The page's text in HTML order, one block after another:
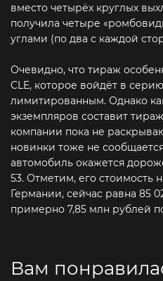
вместо четырёх круглых
получила четыре
углами (по два с каждой
Очевидно, что тираж
CLE, которое войдёт в
лимитированным. Однако
экземпляров составит
компании пока не
новинки тоже не
автомобиль окажется
53. Отметим, его стоимость
Германии, сейчас равна 85
примерно 7,85 млн рублей
Вам